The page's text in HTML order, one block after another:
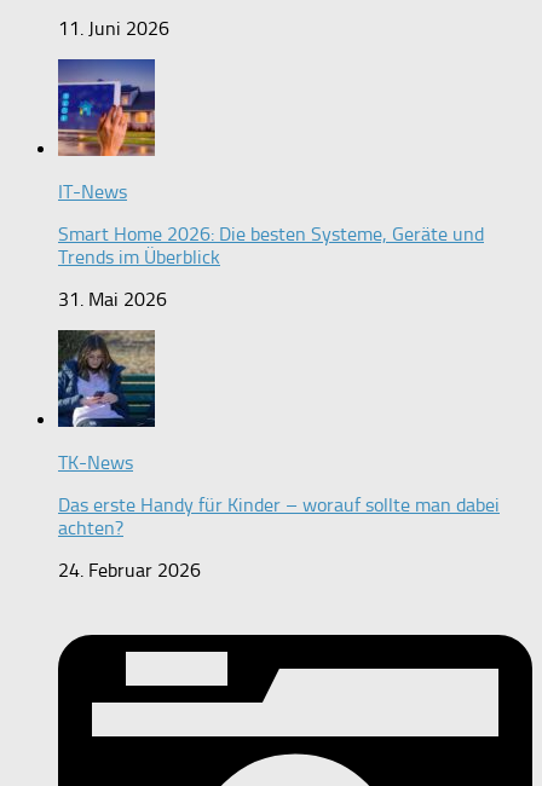
11. Juni 2026
IT-News
Smart Home 2026: Die besten Systeme, Geräte und
Trends im Überblick
31. Mai 2026
TK-News
Das erste Handy für Kinder – worauf sollte man dabei
achten?
24. Februar 2026